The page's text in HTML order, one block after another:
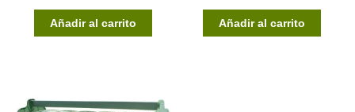
Añadir al carrito Añadir al carrito